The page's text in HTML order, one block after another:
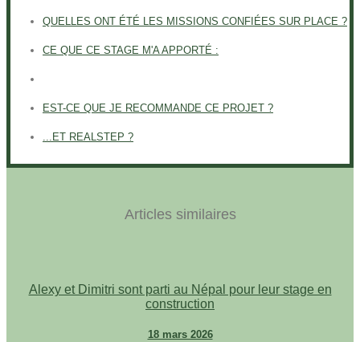
QUELLES ONT ÉTÉ LES MISSIONS CONFIÉES SUR PLACE ?
CE QUE CE STAGE M'A APPORTÉ :
EST-CE QUE JE RECOMMANDE CE PROJET ?
...ET REALSTEP ?
Articles similaires
Alexy et Dimitri sont parti au Népal pour leur stage en
construction
18 mars 2026